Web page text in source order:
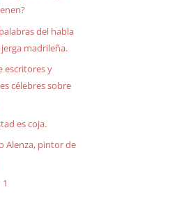
del habla
madrileña.
escritores y
célebres sobre
es coja.
Alenza, pintor de